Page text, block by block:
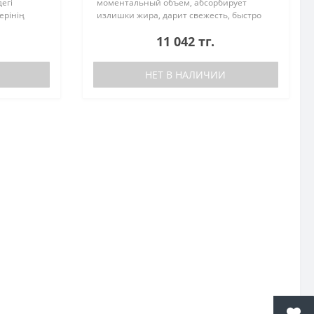
қорғ..
моментальный объем, абсорбирует
излишки жира, дарит свежесть, быстро
Волосы приобретают естественный
11 042 тг.
НЕТ В НАЛИЧИИ